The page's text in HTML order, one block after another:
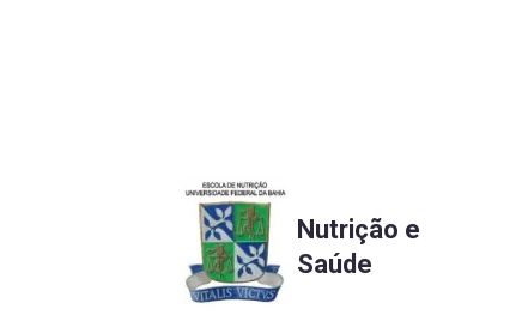
Nutrição e
Saúde